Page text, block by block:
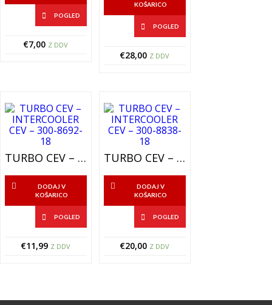
POGLED
€7,00 Z DDV
KOŠARICO
POGLED
€28,00 Z DDV
TURBO CEV – INTERCOOLER CEV – 300-8692-18
DODAJ V
KOŠARICO
POGLED
€11,99 Z DDV
TURBO CEV – INTERCOOLER CEV – 300-8838-18
DODAJ V
KOŠARICO
POGLED
€20,00 Z DDV